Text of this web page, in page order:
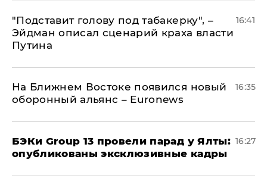
​"Подставит голову под табакерку", –
Эйдман описал сценарий краха власти
Путина
16:41
На Ближнем Востоке появился новый
оборонный альянс – Euronews
16:35
​БЭКи Group 13 провели парад у Ялты:
опубликованы эксклюзивные кадры
16:27